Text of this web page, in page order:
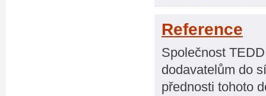
Reference
Společnost
dodavatelům do
přednosti tohoto